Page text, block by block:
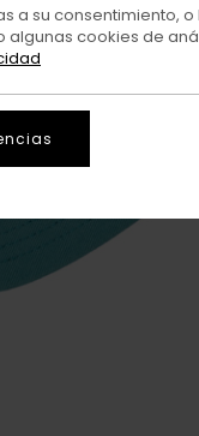
a su consentimiento,
cookies de